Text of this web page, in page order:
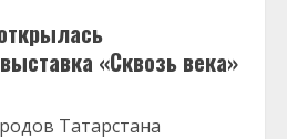
«Сквозь века»
Татарстана